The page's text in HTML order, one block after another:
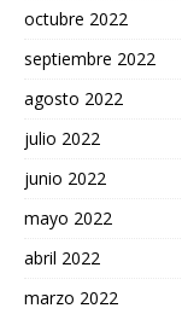
octubre 2022
septiembre 2022
agosto 2022
julio 2022
junio 2022
mayo 2022
abril 2022
marzo 2022